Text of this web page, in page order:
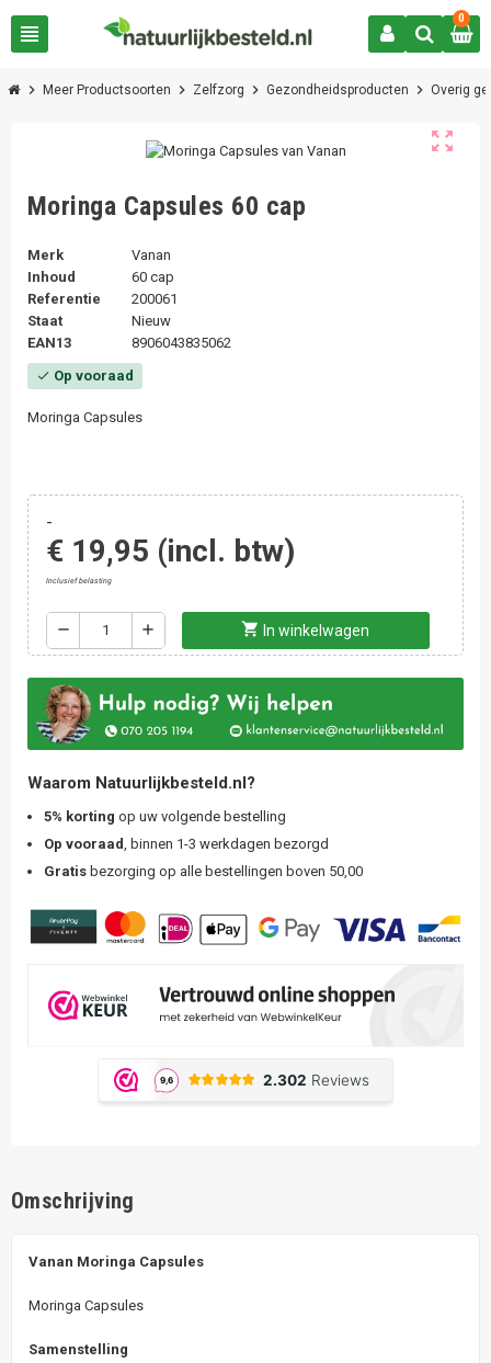
view_headline
0
chevron_right Meer Productsoorten chevron_right Zelfzorg chevron_right Gezondheidsproducten chevron_right Overig
zoom_out_map
Moringa Capsules 60 cap
Merk
Vanan
Inhoud
60 cap
Referentie
200061
Staat
Nieuw
EAN13
8906043835062
check Op vooraad
Moringa Capsules
-
€ 19,95 (incl. btw)
Inclusief belasting
remove add shopping_cart In winkelwagen
Waarom Natuurlijkbesteld.nl?
5% korting op uw volgende bestelling
Op vooraad
, binnen 1-3 werkdagen bezorgd
Gratis bezorging op alle bestellingen boven 50,00
Omschrijving
Vanan Moringa Capsules
Moringa Capsules
Samenstelling